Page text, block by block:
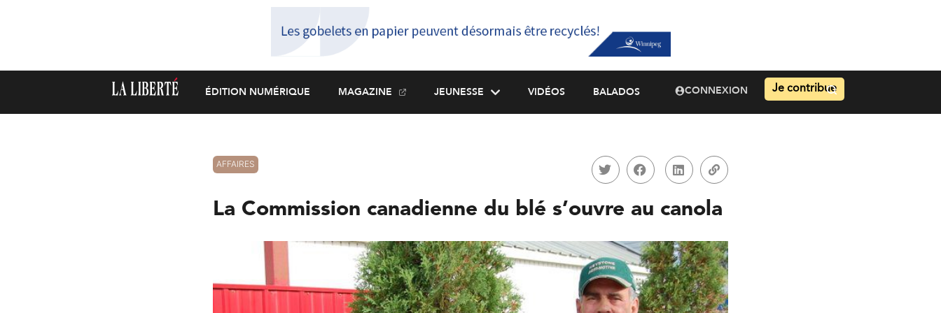
ÉDITION NUMÉRIQUE MAGAZINE JEUNESSE VIDÉOS BALADOS CONNEXION Je contribue
AFFAIRES
La Commission canadienne du blé s’ouvre au canola